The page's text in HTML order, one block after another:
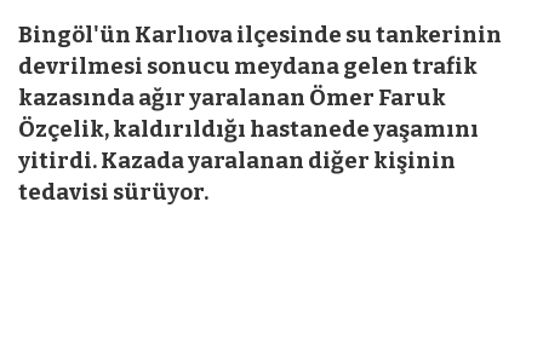
Bingöl'ün Karlıova ilçesinde su tankerinin
devrilmesi sonucu meydana gelen trafik
kazasında ağır yaralanan Ömer Faruk
Özçelik, kaldırıldığı hastanede yaşamını
yitirdi. Kazada yaralanan diğer kişinin
tedavisi sürüyor.